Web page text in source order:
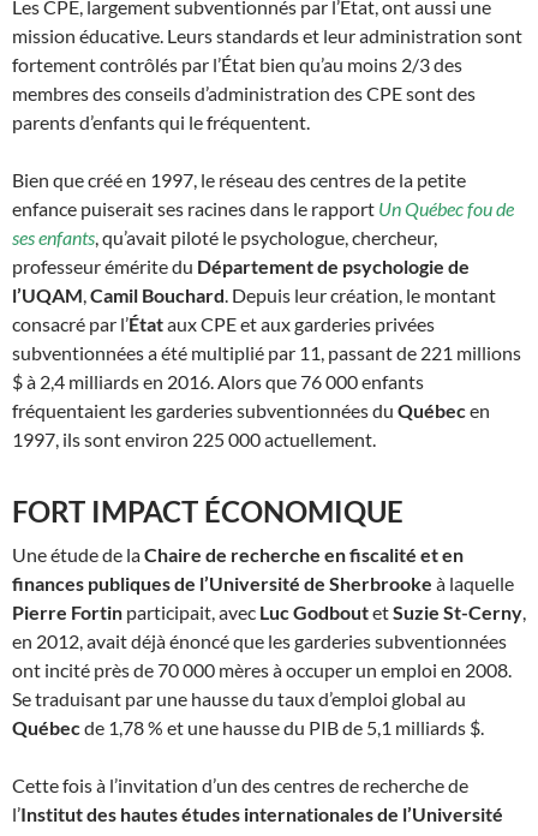
Les CPE, largement subventionnés par l’État, ont aussi une
mission éducative. Leurs standards et leur administration sont
fortement contrôlés par l’État bien qu’au moins 2/3 des
membres des conseils d’administration des CPE sont des
parents d’enfants qui le fréquentent.
Bien que créé en 1997, le réseau des centres de la petite
enfance puiserait ses racines dans le rapport Un Québec fou de
ses enfants, qu’avait piloté le psychologue, chercheur,
professeur émérite du Département de psychologie de
l’UQAM,Camil Bouchard. Depuis leur création, le montant
consacré par l’Étataux CPE et aux garderies privées
subventionnées a été multiplié par 11, passant de 221 millions
$ à 2,4 milliards en 2016. Alors que 76 000 enfants
fréquentaient les garderies subventionnées du Québecen
1997, ils sont environ 225 000 actuellement.
FORT IMPACT ÉCONOMIQUE
Une étude de laChaire de recherche en fiscalité et en
finances publiques de l’Université de Sherbrooke à laquelle
Pierre Fortin participait, avec Luc GodboutetSuzie St-Cerny,
en 2012, avait déjà énoncé que les garderies subventionnées
ont incité près de 70 000 mères à occuper un emploi en 2008.
Se traduisant par une hausse du taux d’emploi global au
Québecde 1,78 % et une hausse du PIB de 5,1 milliards $.
Cette fois à l’invitation d’un des centres de recherche de
l’Institut des hautes études internationales de l’Université